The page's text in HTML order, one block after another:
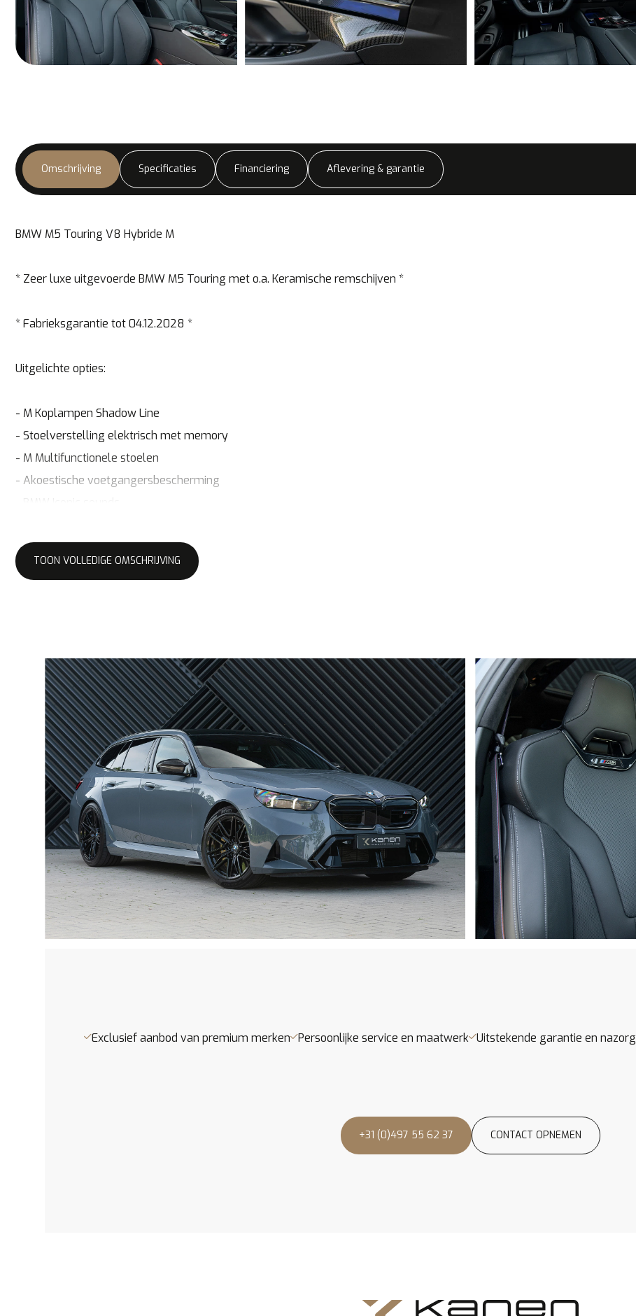
Omschrijving Specificaties Financiering Aflevering & garantie
BMW M5 Touring V8 Hybride M
* Zeer luxe uitgevoerde BMW M5 Touring met o.a. Keramische remschijven *
* Fabrieksgarantie tot 04.12.2028 *
Uitgelichte opties:
- M Koplampen Shadow Line
- Stoelverstelling elektrisch met memory
- M Multifunctionele stoelen
- Akoestische voetgangersbescherming
- Bowers & Wilkins Surround Sound System
- BMW Live Cockpit Professional
- Bandenreparatieset
- Alarmsysteem
- Comforttoegang
- Aanhangwagenkoppeling
- BMW Iconic Glow Exterieurpakket
- M Carbon Spiegelkappen
- Stoelventilatie voorstoelen
- Travel & Comfort Rail systeem
- M Veiligsheidgordels
- Stoelverwarming voor & achter
- Interieurcamera
- Driving assistant Professional
- Active Guard
TOON VOLLEDIGE OMSCHRIJVING
Exclusief aanbod van premium merken Persoonlijke service en maatwerk Uitstekende garantie en nazorg
+31 (0)497 55 62 37 CONTACT OPNEMEN